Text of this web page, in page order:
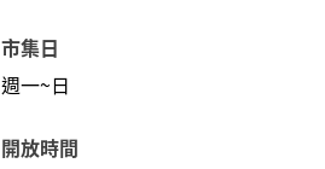
市集日
週一~日
開放時間